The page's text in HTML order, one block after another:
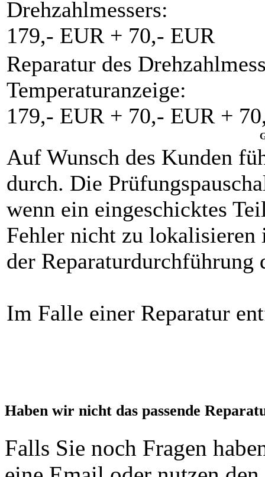
Drehzahlmessers:
179,- EUR + 70,- EUR
Reparatur des
Temperaturanzeige:
179,- EUR + 70,- EUR +
Auf Wunsch des Kunden
durch. Die
wenn ein eingeschicktes
Fehler nicht zu lokalisieren
der
Im Falle einer Reparatur
Haben wir nicht das passende
Falls Sie noch Fragen